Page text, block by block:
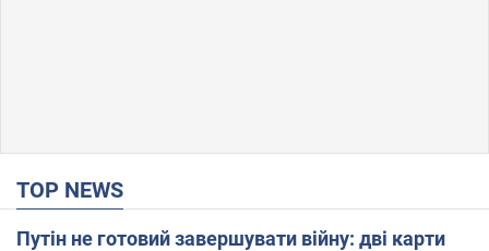
TOP NEWS
Путін не готовий завершувати війну: дві карти